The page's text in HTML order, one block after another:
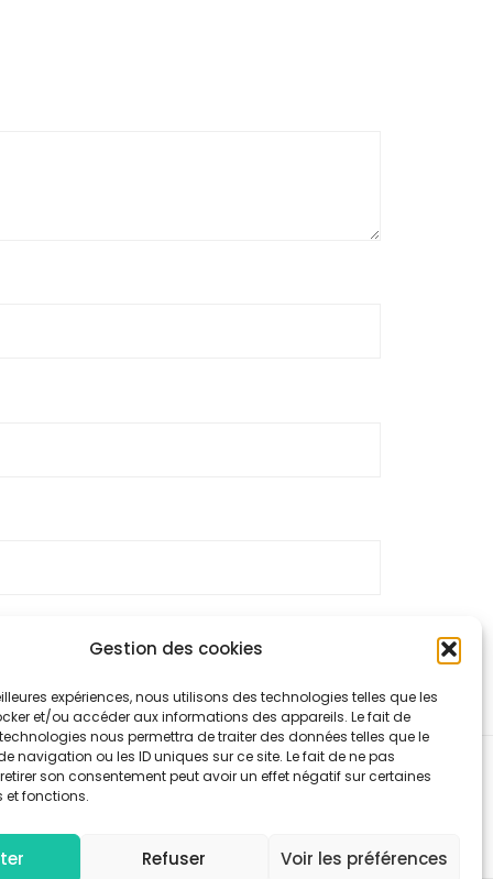
Gestion des cookies
expériences, nous utilisons des technologies telles que les
et/ou accéder aux informations des appareils. Le fait de
nous permettra de traiter des données telles que le
navigation ou les ID uniques sur ce site. Le fait de ne pas
son consentement peut avoir un effet négatif sur certaines
fonctions.
Refuser Voir les préférences
traitées.